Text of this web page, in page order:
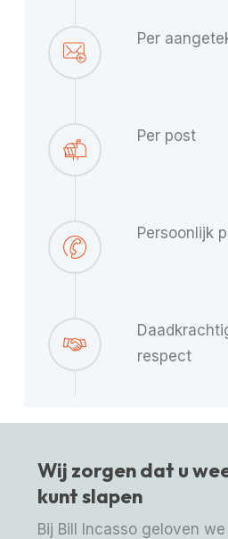
Per
Per post
Persoonlijk
respect
Wij zorgen dat u
kunt slapen
Bij Bill Incasso geloven